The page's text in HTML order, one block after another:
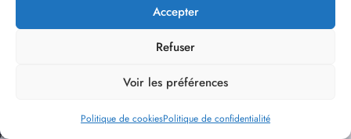
Accepter
Refuser
Voir les préférences
Politique de cookiesPolitique de confidentialité
privilégiée, entre la Chapelle d’Abondance et Châtel,
surplombant la Vallée d’Abondance, avec une
exposition plein Sud.